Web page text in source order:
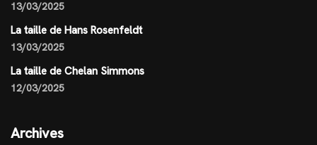
13/03/2025
La taille de Hans Rosenfeldt
13/03/2025
La taille de Chelan Simmons
12/03/2025
Archives